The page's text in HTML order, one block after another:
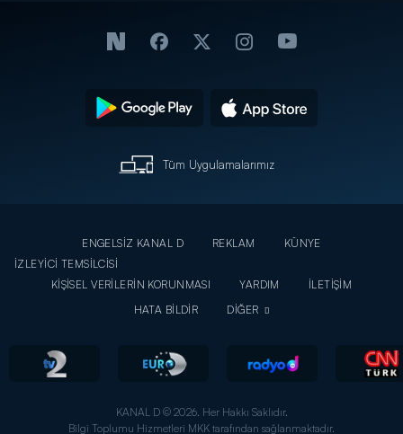
Tüm Uygulamalarımız
ENGELSİZ KANAL D REKLAM
KÜNYE
İZLEYİCİ TEMSİLCİSİ
KİŞİSEL VERİLERİN KORUNMASI
YARDIM
İLETİŞİM
HATA BİLDİR
DİĞER
KANAL D © 2026. Her Hakkı Saklıdır.
Bilgi Toplumu Hizmetleri MKK tarafından sağlanmaktadır.